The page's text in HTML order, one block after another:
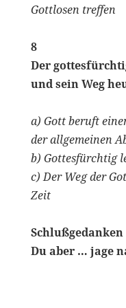
Gottlosen treffen
8
Der
und sein Weg
a) Gott beruft
der allgemeinen
b) Gottesfürchtig
c) Der Weg der
Zeit
Schlußgedanken
Du aber … jage